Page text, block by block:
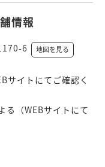
情報
6 地図を見る
サイトにてご確認く
る（WEBサイトにて